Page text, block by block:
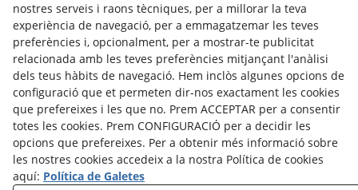
Subscriu-me
Accepto rebre informació comercial
Avís Legal Política de Cookies
Política de Privacitat
Declaració d'Accessibilitat
nostres serveis i raons tècniques, per a millorar la teva
experiència de navegació, per a emmagatzemar les teves
preferències i, opcionalment, per a mostrar-te publicitat
relacionada amb les teves preferències mitjançant l'anàlisi
dels teus hàbits de navegació. Hem inclòs algunes opcions de
configuració que et permeten dir-nos exactament les cookies
que prefereixes i les que no. Prem ACCEPTAR per a consentir
totes les cookies. Prem CONFIGURACIÓ per a decidir les
opcions que prefereixes. Per a obtenir més informació sobre
les nostres cookies accedeix a la nostra Política de cookies
aquí: Política de Galetes